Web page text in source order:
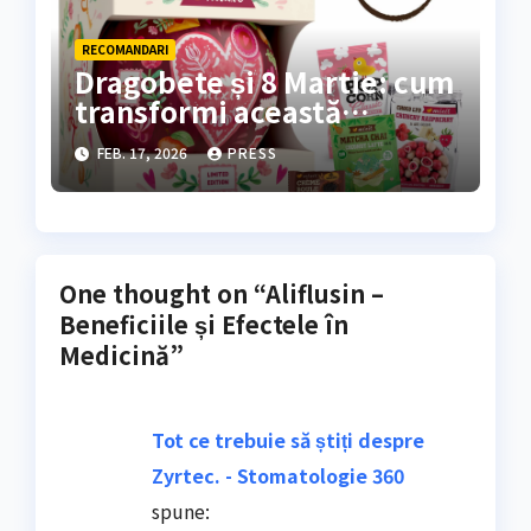
RECOMANDARI
Dragobete și 8 Martie: cum
transformi această
perioadă într-un festival al
răsfățuluiFebruarie și
începutul lunii martie
FEB. 17, 2026 PRESS
One thought on “Aliflusin –
Beneficiile și Efectele în
Medicină”
Tot ce trebuie să știți despre
Zyrtec. - Stomatologie 360
spune: